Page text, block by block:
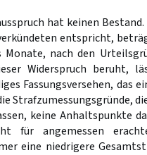
hat keinen
entspricht,
Monate, nach den
Widerspruch beruht,
Fassungsversehen, das
Strafzumessungsgründe,
keine Anhaltspunkte
für angemessen
eine niedrigere